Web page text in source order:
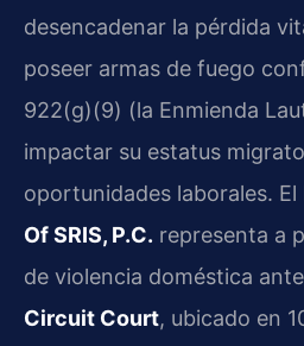
desencadenar la pérdida
poseer armas de fuego
922(g)(9) (la Enmienda
impactar su estatus
oportunidades laborales.
Of SRIS, P.C. representa a
de violencia doméstica
Circuit Court, ubicado en